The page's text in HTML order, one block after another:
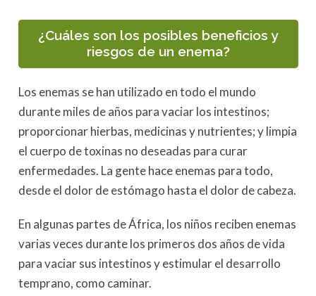
¿Cuáles son los posibles beneficios y
riesgos de un enema?
Los enemas se han utilizado en todo el mundo
durante miles de años para vaciar los intestinos;
proporcionar hierbas, medicinas y nutrientes; y limpia
el cuerpo de toxinas no deseadas para curar
enfermedades. La gente hace enemas para todo,
desde el dolor de estómago hasta el dolor de cabeza.
En algunas partes de África, los niños reciben enemas
varias veces durante los primeros dos años de vida
para vaciar sus intestinos y estimular el desarrollo
temprano, como caminar.